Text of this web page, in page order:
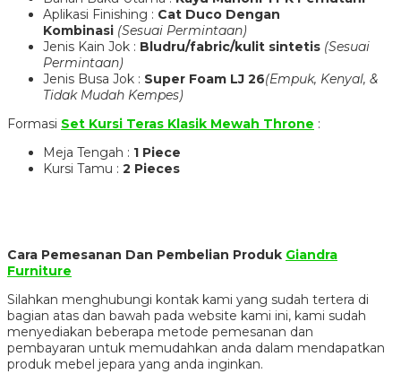
Aplikasi Finishing : Cat Duco Dengan
Kombinasi (Sesuai Permintaan)
Jenis Kain Jok : Bludru/fabric/kulit sintetis (Sesuai
Permintaan)
Jenis Busa Jok : Super Foam LJ 26(Empuk, Kenyal, &
Tidak Mudah Kempes)
Formasi Set Kursi Teras Klasik Mewah Throne :
Meja Tengah : 1 Piece
Kursi Tamu : 2 Pieces
Cara Pemesanan Dan Pembelian Produk Giandra
Furniture
Silahkan menghubungi kontak kami yang sudah tertera di
bagian atas dan bawah pada website kami ini, kami sudah
menyediakan beberapa metode pemesanan dan
pembayaran untuk memudahkan anda dalam mendapatkan
produk mebel jepara yang anda inginkan.